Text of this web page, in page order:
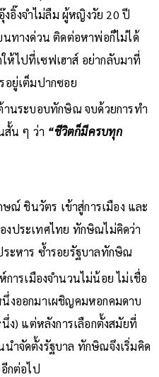
อิ๊งจำไม่ลืม ผู้หญิงวัย 20 ปี
นทางด่วน ติดต่อหาพ่อก็ไม่ได้
ไปที่เซฟเฮาส์ อย่ากลับมาที่
อยู่เต็มปากซอย
นระบอบทักษิณ จบด้วยการทำ
สั้น ๆ ว่า “ชีวิตก็มีครบทุก
ณ์ ชินวัตร เข้าสู่การเมือง และ
ประเทศไทย ทักษิณไม่คิดว่า
ระหาร ซ้ำรอยรัฐบาลทักษิณ
ารเมืองจำนวนไม่น้อย ไม่เชื่อ
งออกมาเผชิญคมหอกคมดาบ
) แต่หลังการเลือกตั้งสมัยที่
ำจัดตั้งรัฐบาล ทักษิณจึงเริ่มคิด
กต่อไป